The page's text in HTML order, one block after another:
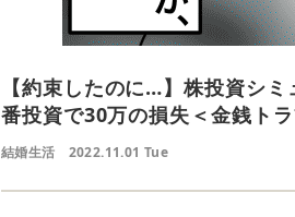
【約束したのに…】株投資シ
番投資で30万の損失＜金銭ト
結婚生活 2022.11.01 Tue